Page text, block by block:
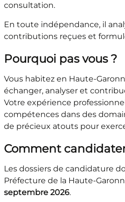
consultation.
En toute indépendance, il
contributions reçues et
Pourquoi pas vous ?
Vous habitez en Haute-
échanger, analyser et
Votre expérience
compétences dans des
de précieux atouts pour
Comment
Les dossiers de candidature
Préfecture de la Haute-
septembre 2026.